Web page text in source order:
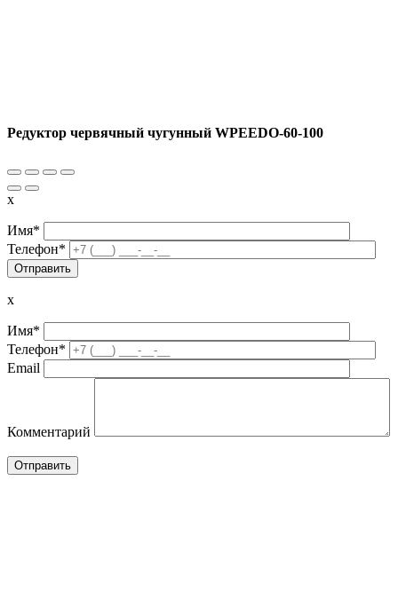
Редуктор червячный чугунный WPEEDO-60-100
x
Имя*
Телефон*
x
Имя*
Телефон*
Email
Комментарий